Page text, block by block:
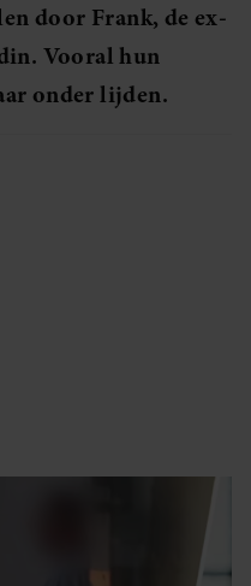
door Frank, de ex-
Vooral hun
onder lijden.